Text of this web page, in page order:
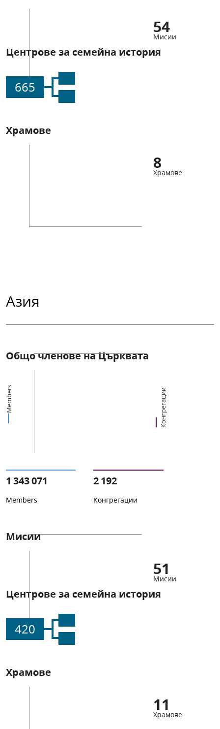
54
Мисии
Центрове за семейна история
665
Храмове
8
Храмове
Азия
Общо членове на Църквата
Members Конгрегации
1 343 071
Members
2 192
Конгрегации
Мисии
51
Мисии
Центрове за семейна история
420
Храмове
11
Храмове